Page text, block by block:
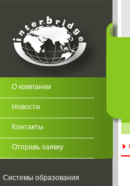
О компании
Новости
Контакты
Отправь заявку
Системы образования